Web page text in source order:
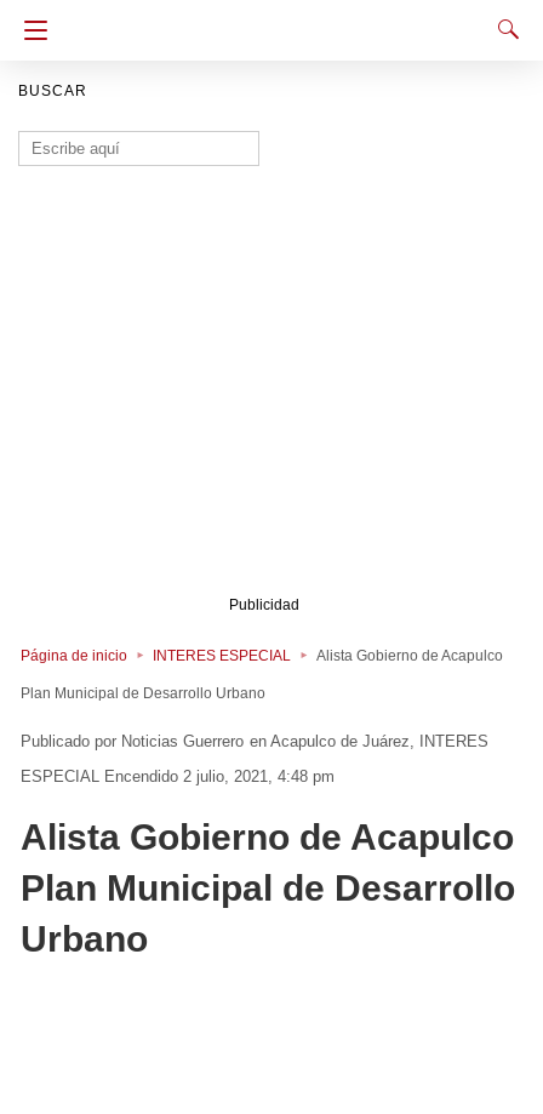
BUSCAR
Buscar:
Publicidad
Página de inicio INTERES ESPECIAL Alista Gobierno de Acapulco
Plan Municipal de Desarrollo Urbano
Noticias Guerrero en Acapulco de Juárez
INTERES
ESPECIAL Encendido 2 julio, 2021, 4:48 pm
Alista Gobierno de Acapulco
Plan Municipal de Desarrollo
Urbano